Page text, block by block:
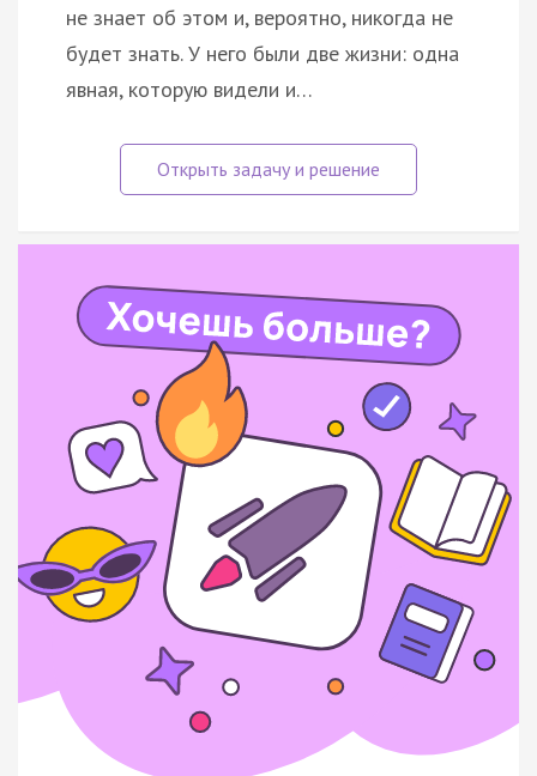
не знает об этом и, вероятно, никогда не
будет знать. У него были две жизни: одна
явная, которую видели и…